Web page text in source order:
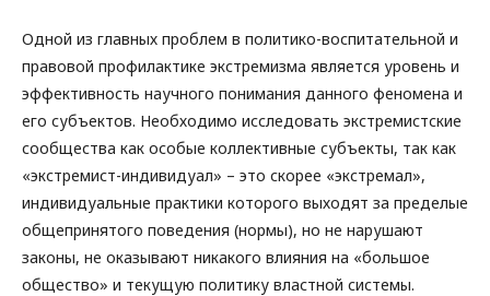
Одной из главных проблем в политико-воспитательной и
правовой профилактике экстремизма является уровень и
эффективность научного понимания данного феномена и
его субъектов. Необходимо исследовать экстремистские
сообщества как особые коллективные субъекты, так как
«экстремист-индивидуал» – это скорее «экстремал»,
индивидуальные практики которого выходят за пределые
общепринятого поведения (нормы), но не нарушают
законы, не оказывают никакого влияния на «большое
общество» и текущую политику властной системы.